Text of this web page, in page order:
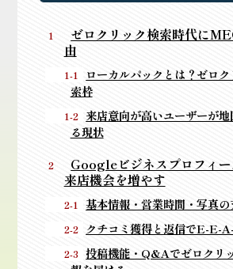
ゼロクリック検索時代に
由
ローカルパックとは？ゼロ
索枠
来店意向が高いユーザーが
る現状
Googleビジネスプロフィ
来店機会を増やす
基本情報・営業時間・写真の
クチコミ獲得と返信でE-E-
投稿機能・Q&Aでゼロクリ